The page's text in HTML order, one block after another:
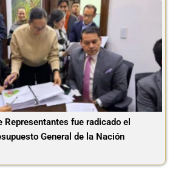
Representantes fue radicado el
General de la Nación